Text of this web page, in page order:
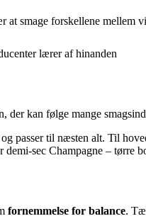
smage forskellene mellem
lærer af hinanden
kan følge mange
passer til næsten alt. Til
demi-sec Champagne – tørre
fornemmelse for balance.